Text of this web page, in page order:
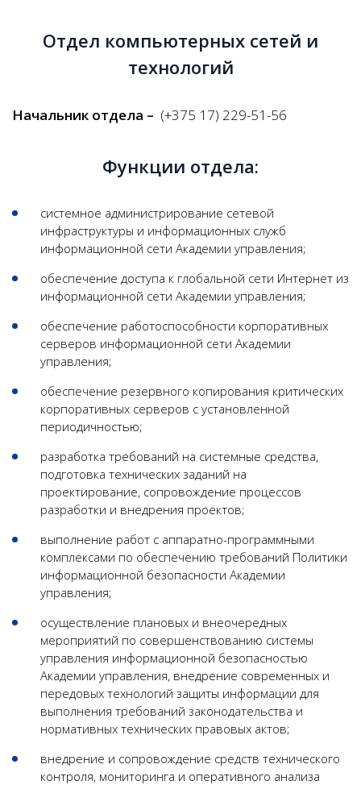
Отдел компьютерных сетей и
технологий
Начальник отдела – (+375 17) 229-51-56
Функции отдела:
системное администрирование сетевой
инфраструктуры и информационных служб
информационной сети Академии управления;
обеспечение доступа к глобальной сети Интернет из
информационной сети Академии управления;
обеспечение работоспособности корпоративных
серверов информационной сети Академии
управления;
обеспечение резервного копирования критических
корпоративных серверов с установленной
периодичностью;
разработка требований на системные средства,
подготовка технических заданий на
проектирование, сопровождение процессов
разработки и внедрения проектов;
выполнение работ с аппаратно-программными
комплексами по обеспечению требований Политики
информационной безопасности Академии
управления;
осуществление плановых и внеочередных
мероприятий по совершенствованию системы
управления информационной безопасностью
Академии управления, внедрение современных и
передовых технологий защиты информации для
выполнения требований законодательства и
нормативных технических правовых актов;
внедрение и сопровождение средств технического
контроля, мониторинга и оперативного анализа